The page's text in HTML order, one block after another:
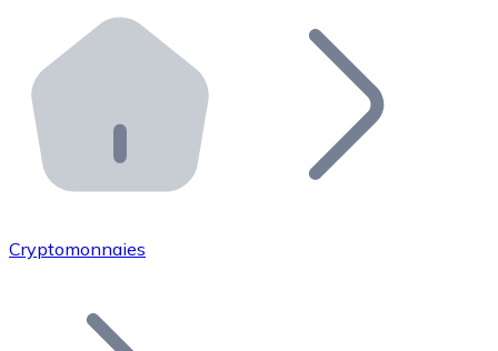
Distributeurs automatiques Bitnovo
Intégrez un ATM Bitnovo dans votre entreprise et
API Bitnovo
Intégrez notre API dans votre écosystème.
Rejoignez notre réseau de distributeurs et
Ajoutez le token de votre projet à notre service
Cryptomonnaies